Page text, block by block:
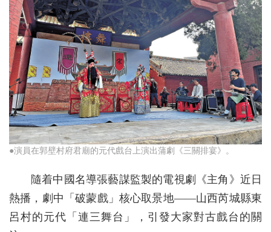
●演員在郭壁村府君廟的元代戲台上演出蒲劇《三關排宴》。
隨着中國名導張藝謀監製的電視劇《主角》近日
熱播，劇中「破蒙戲」核心取景地——山西芮城縣東
呂村的元代「連三舞台」，引發大家對古戲台的關